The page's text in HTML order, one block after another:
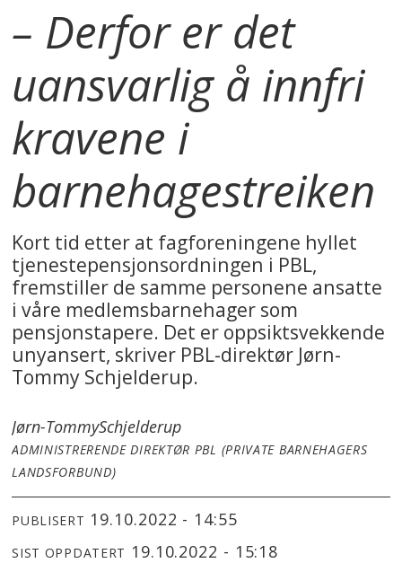
– Derfor er det
uansvarlig å innfri
kravene i
barnehagestreiken
Kort tid etter at fagforeningene hyllet
tjenestepensjonsordningen i PBL,
fremstiller de samme personene ansatte
i våre medlemsbarnehager som
pensjonstapere. Det er oppsiktsvekkende
unyansert, skriver PBL-direktør Jørn-
Tommy Schjelderup.
Jørn-TommySchjelderup
ADMINISTRERENDE DIREKTØR PBL (PRIVATE BARNEHAGERS
LANDSFORBUND)
PUBLISERT 19.10.2022 - 14:55
SIST OPPDATERT 19.10.2022 - 15:18